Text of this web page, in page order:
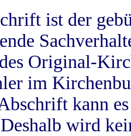
ist der
Original-
im
kann
wird